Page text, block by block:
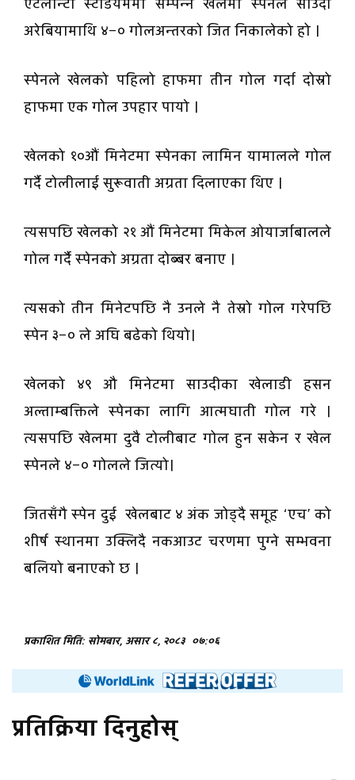
एटलान्टा स्टेडियममा सम्पन्न खेलमा स्पेनले साउदी
अरेबियामाथि ४–० गोलअन्तरको जित निकालेको हो ।
स्पेनले खेलको पहिलो हाफमा तीन गोल गर्दा दोस्रो
हाफमा एक गोल उपहार पायाे ।
खेलको १०औं मिनेटमा स्पेनका लामिन यामालले गोल
गर्दै टोलीलाई सुरूवाती अग्रता दिलाएका थिए ।
त्यसपछि खेलको २१ औं मिनेटमा मिकेल ओयार्जाबालले
गोल गर्दै स्पेनको अग्रता दोब्बर बनाए ।
त्यसको तीन मिनेटपछि नै उनले नै तेस्रो गोल गरेपछि
स्पेन ३–० ले अघि बढेको थियो।
खेलको ४९ औ मिनेटमा साउदीका खेलाडी हसन
अल्ताम्बक्तिले स्पेनका लागि आत्मघाती गोल गरे ।
त्यसपछि खेलमा दुवै टोलीबाट गोल हुन सकेन र खेल
स्पेनले ४–० गोलले जित्यो।
जितसँगै स्पेन दुई खेलबाट ४ अंक जोड्दै समूह ‘एच’ को
शीर्ष स्थानमा उक्लिदै नकआउट चरणमा पुग्ने सम्भवना
बलियो बनाएको छ ।
प्रकाशित मिति: सोमबार, असार ८, २०८३ ०७:०६
प्रतिक्रिया दिनुहोस्